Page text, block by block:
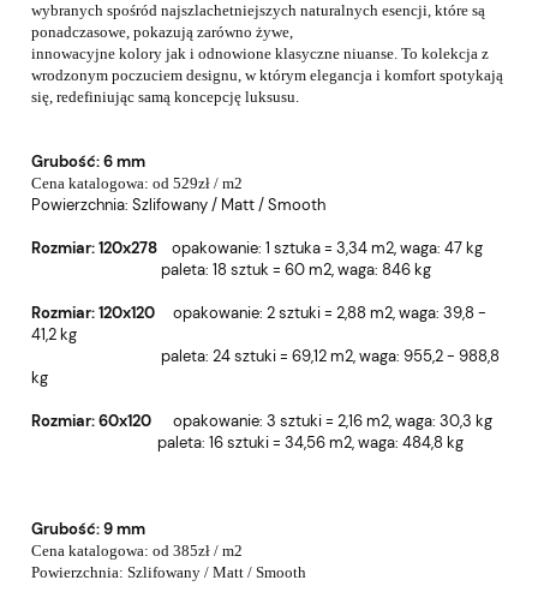
wybranych spośród najszlachetniejszych naturalnych esencji, które są
ponadczasowe, pokazują zarówno żywe,
innowacyjne kolory jak i odnowione klasyczne niuanse. To kolekcja z
wrodzonym poczuciem designu, w którym elegancja i komfort spotykają
się, redefiniując samą koncepcję luksusu.
Grubość: 6 mm
Cena katalogowa: od 529zł / m2
Powierzchnia: Szlifowany / Matt / Smooth
Rozmiar: 120x278 opakowanie: 1 sztuka = 3,34 m2, waga: 47 kg
paleta: 18 sztuk = 60 m2, waga: 846 kg
Rozmiar: 120x120 opakowanie: 2 sztuki = 2,88 m2, waga: 39,8 -
41,2 kg
paleta: 24 sztuki = 69,12 m2, waga: 955,2 - 988,8
kg
Rozmiar: 60x120 opakowanie: 3 sztuki = 2,16 m2, waga: 30,3 kg
paleta: 16 sztuki = 34,56 m2, waga: 484,8 kg
Grubość:9 mm
Cena katalogowa: od 385zł / m2
Powierzchnia: Szlifowany / Matt / Smooth